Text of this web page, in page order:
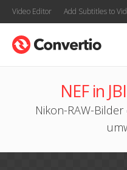
Video Editor Add Subtitles to
NEF in
Nikon-RAW-